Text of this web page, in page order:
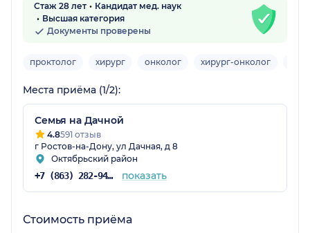
Стаж 28 лет
Кандидат мед. наук
Высшая категория
Документы проверены
проктолог хирург онколог хирург-онколог
Места приёма (1/2):
Семья на Дачной
4.8591 отзыв
г Ростов-на-Дону, ул Дачная, д 8
Октябрьский район
+7 (863) 282-94-55 показать
Стоимость приёма